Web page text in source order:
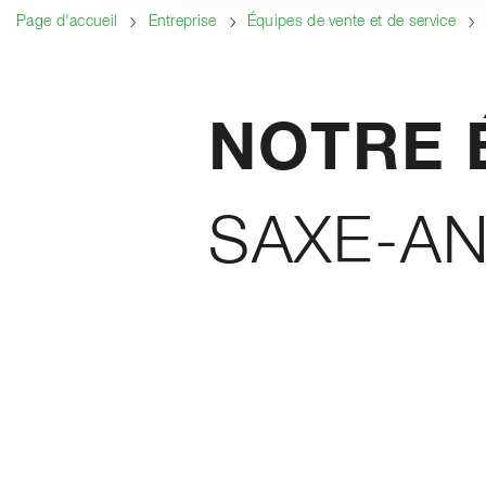
Page d'accueil Entreprise Équipes de vente et de service
NOTRE
SAXE-